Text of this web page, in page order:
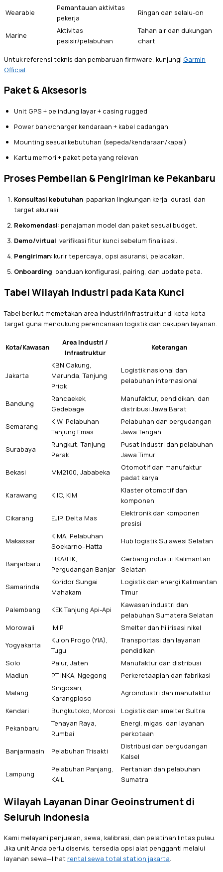
Wearable
Pemantauan aktivitas
pekerja
Ringan dan selalu-on
Marine
Aktivitas
pesisir/pelabuhan
Tahan air dan dukungan
chart
Untuk referensi teknis dan pembaruan firmware, kunjungi Garmin
Official
Paket & Aksesoris
Unit GPS + pelindung layar + casing rugged
Power bank/charger kendaraan + kabel cadangan
Mounting sesuai kebutuhan (sepeda/kendaraan/kapal)
Kartu memori + paket peta yang relevan
Proses Pembelian & Pengiriman ke Pekanbaru
Konsultasi kebutuhan: paparkan lingkungan kerja, durasi, dan
target akurasi.
Rekomendasi: penajaman model dan paket sesuai budget.
Demo/virtual: verifikasi fitur kunci sebelum finalisasi.
Pengiriman: kurir tepercaya, opsi asuransi, pelacakan.
Onboarding: panduan konfigurasi, pairing, dan update peta.
Tabel Wilayah Industri pada Kata Kunci
Tabel berikut memetakan area industri/infrastruktur di kota-kota
target guna mendukung perencanaan logistik dan cakupan layanan.
Kota/Kawasan
Area Industri /
Infrastruktur
Keterangan
Jakarta
KBN Cakung,
Marunda, Tanjung
Priok
Logistik nasional dan
pelabuhan internasional
Bandung
Rancaekek,
Gedebage
Manufaktur, pendidikan, dan
distribusi Jawa Barat
Semarang
KIW, Pelabuhan
Tanjung Emas
Pelabuhan dan pergudangan
Jawa Tengah
Surabaya
Rungkut, Tanjung
Perak
Pusat industri dan pelabuhan
Jawa Timur
Bekasi
MM2100, Jababeka
Otomotif dan manufaktur
padat karya
Karawang
KIIC, KIM
Klaster otomotif dan
komponen
Cikarang
EJIP, Delta Mas
Elektronik dan komponen
presisi
Makassar
KIMA, Pelabuhan
Soekarno–Hatta
Hub logistik Sulawesi Selatan
Banjarbaru
LIKA/LIK,
Pergudangan Banjar
Gerbang industri Kalimantan
Selatan
Samarinda
Koridor Sungai
Mahakam
Logistik dan energi Kalimantan
Timur
Palembang
KEK Tanjung Api-Api
Kawasan industri dan
pelabuhan Sumatera Selatan
Morowali
IMIP
Smelter dan hilirisasi nikel
Yogyakarta
Kulon Progo (YIA),
Tugu
Transportasi dan layanan
pendidikan
Solo
Palur, Jaten
Manufaktur dan distribusi
Madiun
PT INKA, Ngegong
Perkeretaapian dan fabrikasi
Malang
Singosari,
Karangploso
Agroindustri dan manufaktur
Kendari
Bungkutoko, Morosi
Logistik dan smelter Sultra
Pekanbaru
Tenayan Raya,
Rumbai
Energi, migas, dan layanan
perkotaan
Banjarmasin
Pelabuhan Trisakti
Distribusi dan pergudangan
Kalsel
Lampung
Pelabuhan Panjang,
KAIL
Pertanian dan pelabuhan
Sumatra
Wilayah Layanan Dinar Geoinstrument di
Seluruh Indonesia
Kami melayani penjualan, sewa, kalibrasi, dan pelatihan lintas pulau.
Jika unit Anda perlu diservis, tersedia opsi alat pengganti melalui
layanan sewa—lihat rental sewa total station jakarta.